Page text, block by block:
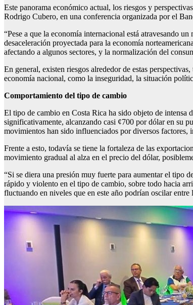
Este panorama económico actual, los riesgos y
Rodrigo Cubero, en una conferencia organizada por el
“Pese a que la economía internacional está atravesando
desaceleración proyectada para la economía
afectando a algunos sectores, y la normalización del
En general, existen riesgos alrededor de estas
economía nacional, como la inseguridad, la situación
Comportamiento del tipo de cambio
El tipo de cambio en Costa Rica ha sido objeto de intensa
significativamente, alcanzando casi ¢700 por dólar en su
movimientos han sido influenciados por diversos factores,
Frente a esto, todavía se tiene la fortaleza de las
movimiento gradual al alza en el precio del dólar,
“Si se diera una presión muy fuerte para aumentar el tipo
rápido y violento en el tipo de cambio, sobre todo hacia
fluctuando en niveles que en este año podrían oscilar